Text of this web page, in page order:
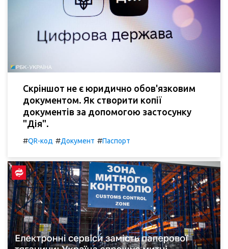
Скріншот не є юридично обов'язковим
документом. Як створити копії
документів за допомогою застосунку
"Дія".
#QR-код #Документ #Паспорт